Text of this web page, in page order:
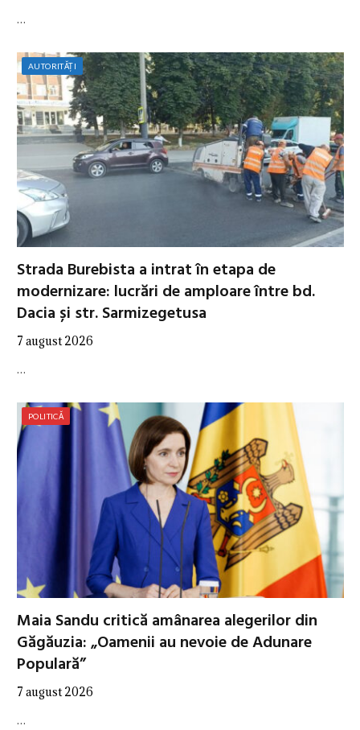
…
AUTORITĂȚI
Strada Burebista a intrat în etapa de
modernizare: lucrări de amploare între bd.
Dacia și str. Sarmizegetusa
7 august 2026
…
POLITICĂ
Maia Sandu critică amânarea alegerilor din
Găgăuzia: „Oamenii au nevoie de Adunare
Populară”
7 august 2026
…